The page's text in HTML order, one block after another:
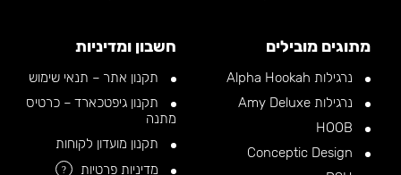
מתוגים מובילים
נרגילות Alpha Hookah
נרגילות Amy Deluxe
חשבון ומדיניות
תקנון אתר – תנאי שימוש
תקנון גיפטכארד – כרטיס
מתנה
תקנון מועדון לקוחות
מדיניות פרטיות
?